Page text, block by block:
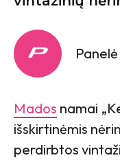
Mados namai
išskirtinėmis
perdirbtos